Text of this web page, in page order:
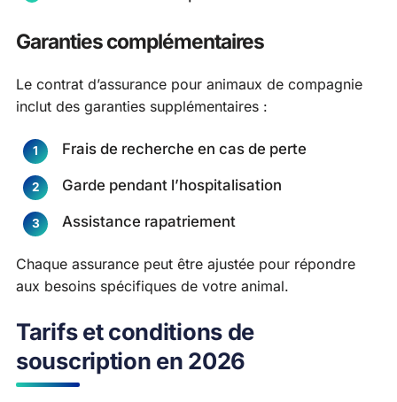
Garanties complémentaires
Le contrat d’assurance pour animaux de compagnie
inclut des garanties supplémentaires :
Frais de recherche en cas de perte
Garde pendant l’hospitalisation
Assistance rapatriement
Chaque assurance peut être ajustée pour répondre
aux besoins spécifiques de votre animal.
Tarifs et conditions de
souscription en 2026